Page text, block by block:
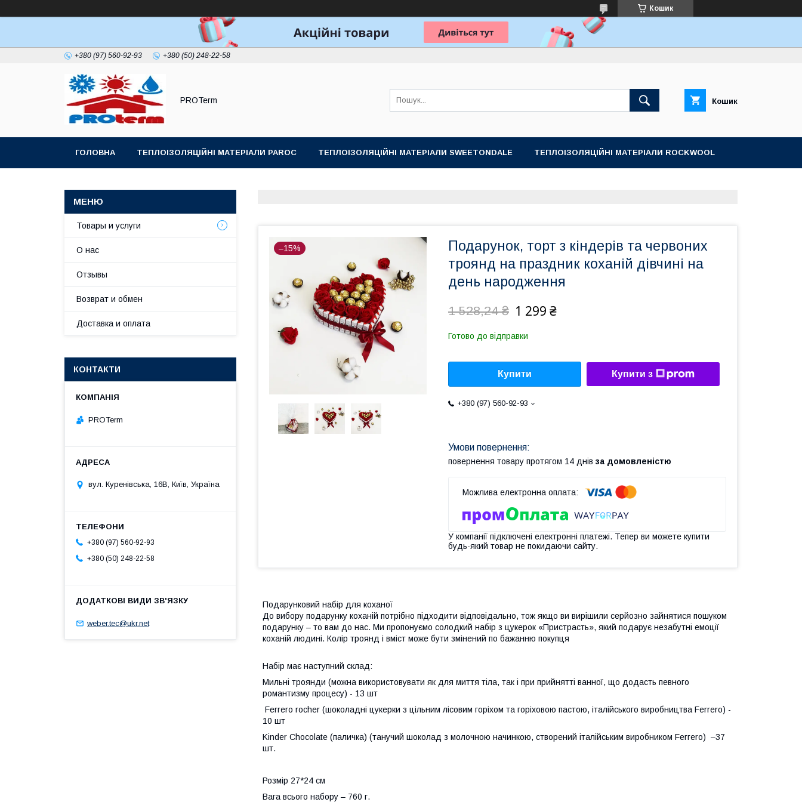
Кошик
+380 (97) 560-92-93 +380 (50) 248-22-58
PROTerm Кошик
ГОЛОВНА ТЕПЛОІЗОЛЯЦІЙНІ МАТЕРІАЛИ PAROC ТЕПЛОІЗОЛЯЦІЙНІ МАТЕРІАЛИ SWEETONDALE ТЕПЛОІЗОЛЯЦІЙНІ МАТЕРІАЛИ ROCKWOOL
–15%
Подарунок, торт з кіндерів та червоних
троянд на праздник коханій дівчині на
день народження
1 528,24 ₴ 1 299 ₴
Готово до відправки
Купити Купити з
+380 (97) 560-92-93
повернення товару протягом 14 днів за домовленістю
У компанії підключені електронні платежі. Тепер ви можете купити
будь-який товар не покидаючи сайту.
Подарунковий набір для коханої
До вибору подарунку коханій потрібно підходити відповідально, тож якщо ви вирішили серйозно зайнятися пошуком
подарунку – то вам до нас. Ми пропонуємо солодкий набір з цукерок «Пристрасть», який подарує незабутні емоції
коханій людині. Колір троянд і вміст може бути змінений по бажанню покупця
Набір має наступний склад:
Мильні троянди (можна використовувати як для миття тіла, так і при прийнятті ванної, що додасть певного
романтизму процесу) - 13 шт
Ferrero rocher (шоколадні цукерки з цільним лісовим горіхом та горіховою пастою, італійського виробництва Ferrero) -
10 шт
Kinder Chocolate (паличка) (танучий шоколад з молочною начинкою, створений італійським виробником Ferrero) –37
шт.
Розмір 27*24 см
Вага всього набору – 760 г.
Товары и услуги
О нас
Отзывы
Возврат и обмен
Доставка и оплата
КОНТАКТИ
PROTerm
вул. Куренівська, 16В, Київ, Україна
+380 (97) 560-92-93
+380 (50) 248-22-58
weber.tec@ukr.net